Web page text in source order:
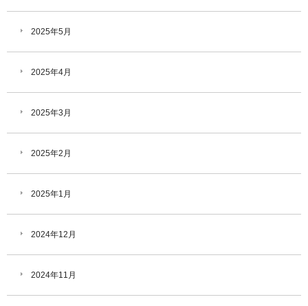
2025年5月
2025年4月
2025年3月
2025年2月
2025年1月
2024年12月
2024年11月